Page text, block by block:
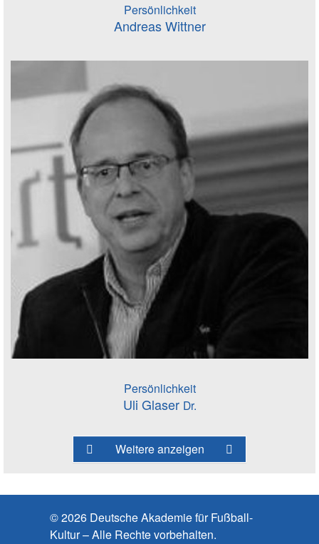
Persönlichkeit
Andreas Wittner
Persönlichkeit
Uli Glaser Dr.
Weitere anzeigen
© 2026 Deutsche Akademie für Fußball-
Kultur – Alle Rechte vorbehalten.